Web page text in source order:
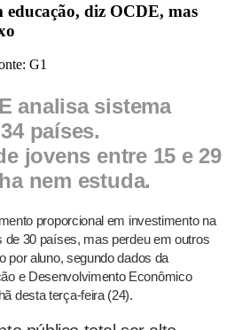
educação, diz OCDE, mas
G1
analisa sistema
países.
jovens entre 15 e 29
nem estuda.
proporcional em investimento na
de 30 países, mas perdeu em outros
por aluno, segundo dados da
e Desenvolvimento Econômico
desta terça-feira (24).